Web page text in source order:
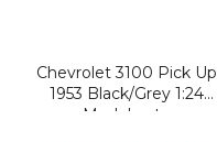
Chevrolet 3100 Pick Up
1953 Black/Grey 1:24
Model auta